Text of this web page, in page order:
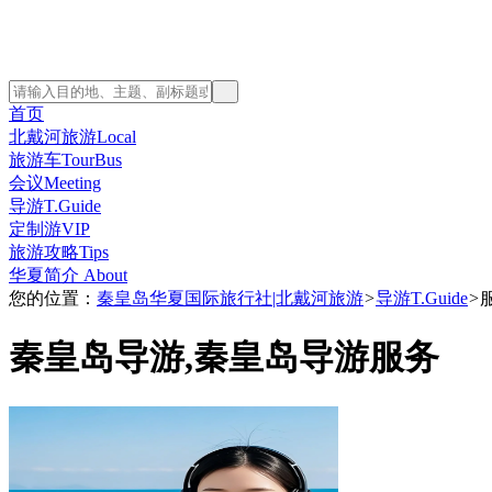
首页
北戴河旅游Local
旅游车TourBus
会议Meeting
导游T.Guide
定制游VIP
旅游攻略Tips
华夏简介 About
您的位置： 秦皇岛华夏国际旅行社|北戴河旅游>导游T.Guide>
秦皇岛导游,秦皇岛导游服务